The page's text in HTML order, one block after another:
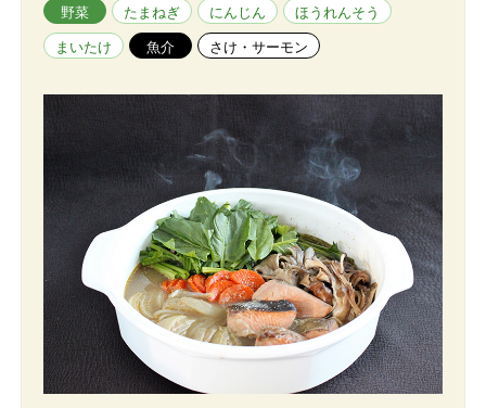
野菜 たまねぎ にんじん ほうれんそう
まいたけ 魚介 さけ・サーモン